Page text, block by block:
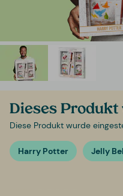
Dieses
Diese Produkt wurde
Harry Potter Jelly